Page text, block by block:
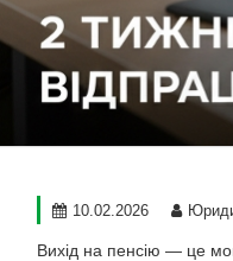
10.02.2026
Вихід на пенсію — це